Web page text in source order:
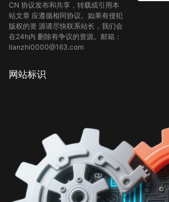
CN 协议发布和共享，转载或引用本
站文章 应遵循相同协议。如果有侵犯
版权的资 源请尽快联系站长，我们会
在24h内 删除有争议的资源。邮箱：
lianzhi0000@163.com
网站标识